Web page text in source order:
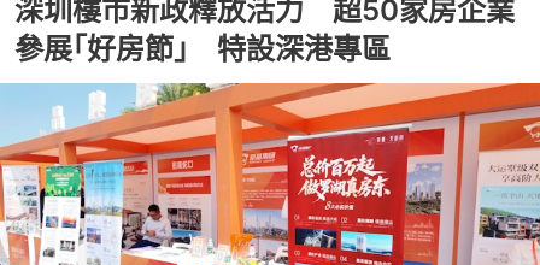
深圳樓市新政釋放活力 超50家房企業
參展｢好房節｣ 特設深港專區